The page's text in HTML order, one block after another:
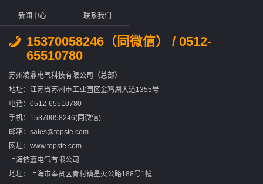
新闻中心 联系我们
15370058246（同微信） / 0512-
65510780
苏州凌鼎电气科技有限公司（总部）
地址：江苏省苏州市工业园区金鸡湖大道1355号
电话：0512-65510780
手机：15370058246(同微信)
邮箱：sales@topste.com
网址：www.topste.com
上海依蓝电气有限公司
地址：上海市奉贤区青村镇星火公路188号1幢